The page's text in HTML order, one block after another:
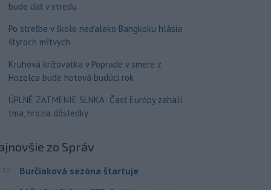
bude dať v stredu
Po streľbe v škole neďaleko Bangkoku hlásia
štyroch mŕtvych
Kruhová križovatka v Poprade v smere z
Hozelca bude hotová budúci rok
ÚPLNÉ ZATMENIE SLNKA: Časť Európy zahalí
tma, hrozia dôsledky
zo Správ
Burčiaková sezóna štartuje